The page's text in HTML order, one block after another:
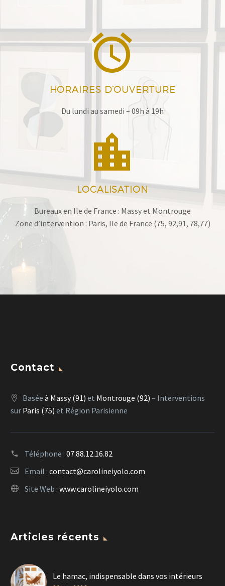


HORAIRES D’OUVERTURE
Du lundi au samedi – 09h à 19h


LOCALISATION
Bureaux en Ile de France : Massy et Montrouge
Zone d’intervention : Paris, Ile de France (75, 92,91, 78,77)
Contact
Basée à Massy (91) et Montrouge (92) – Interventions
sur Paris (75) et Région Parisienne
Téléphone : 07.88.12.16.82
Email : contact@carolineiyolo.com
Site Web : www.carolineiyolo.com
Articles récents
Le hamac, indispensable dans vos intérieurs